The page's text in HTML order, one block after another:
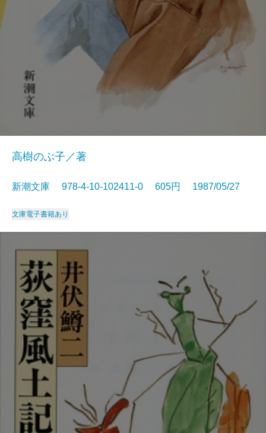
高樹のぶ子／著
新潮文庫 978-4-10-102411-0 605円 1987/05/27
文庫電子書籍あり